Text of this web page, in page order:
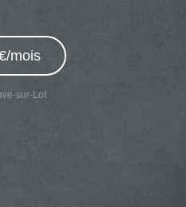
mois
sur-Lot